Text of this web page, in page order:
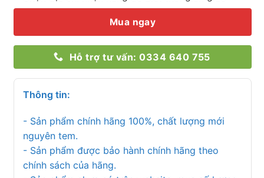
Mua ngay
Hỗ trợ tư vấn: 0334 640 755
Thông tin:
- Sản phẩm chính hãng 100%, chất lượng mới
nguyên tem.
- Sản phẩm được bảo hành chính hãng theo
chính sách của hãng.